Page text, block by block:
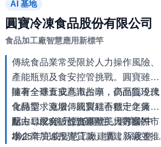
AI 基地
圓寶冷凍食品股份有限公司
食品加工廠智慧應用新標竿
傳統食品業常受限於人力操作風險、
產能瓶頸及食安控管挑戰。圓寶雖已
擁有全臺五成高市占率，仍面臨現代
化轉型，克服傳統製程不穩定之痛
點，尋求突破並進軍歐美日等國際市
場。
隨著全球食安意識抬頭，高品質冷凍
食品需求激增。圓寶結合數十年黃金
配方，配合「投資臺灣三大方案-中
小企業加速投資貸款」擴建新廠並推
藉由11.23億元資金挹注，圓寶於
2025年完成智慧工廠建置，深度整合